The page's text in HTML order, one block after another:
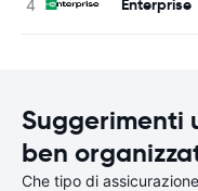
Suggerimenti
ben
Che tipo di